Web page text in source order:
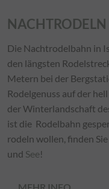
NACHTRODELN
Die Nachtrodelbahn in
den längsten
Metern bei der
Rodelgenuss auf der
der Winterlandschaft
ist die Rodelbahn
rodeln wollen, finden
und See!